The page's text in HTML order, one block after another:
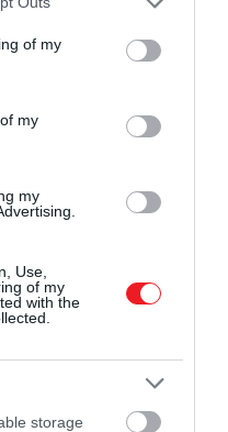
You may click to
its third-party tags to
in below Google
of my
my
my
Use,
of my
with the
storage
kezdeni,
róla. Magától
és egyik
valószínűleg nem